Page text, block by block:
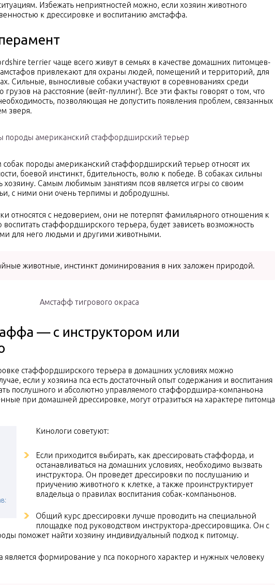
Избежать неприятностей можно, если хозяин животного
к дрессировке и воспитанию амстаффа.
terrier чаще всего живут в семьях в качестве домашних питомцев-
привлекают для охраны людей, помещений и территорий, для
Сильные, выносливые собаки участвуют в соревнованиях среди
на расстояние (вейт-пуллинг). Все эти факты говорят о том, что
позволяющая не допустить появления проблем, связанных
зверя.
породы американский стаффордширский терьер
породы американский стаффордширский терьер относят их
боевой инстинкт, бдительность, волю к победе. В собаках сильны
хозяину. Самым любимым занятиям псов является игры со своим
с ними они очень терпимы и добродушны.
относятся с недоверием, они не потерпят фамильярного отношения к
воспитать стаффордширского терьера, будет зависеть возможность
для него людьми и другими животными.
животные, инстинкт доминирования в них заложен природой.
Амстафф тигрового окраса
— с инструктором или
стаффордширского терьера в домашних условиях можно
если у хозяина пса есть достаточный опыт содержания и воспитания
послушного и абсолютно управляемого стаффордшира-компаньона
при домашней дрессировке, могут отразиться на характере питомца
Кинологи советуют:
Если приходится выбирать, как дрессировать стаффорда, и
останавливаться на домашних условиях, необходимо вызвать
инструктора. Он проведет дрессировки по послушанию и
приучению животного к клетке, а также проинструктирует
владельца о правилах воспитания собак-компаньонов.
Общий курс дрессировки лучше проводить на специальной
площадке под руководством инструктора-дрессировщика. Он с
поможет найти хозяину индивидуальный подход к питомцу.
формирование у пса покорного характер и нужных человеку